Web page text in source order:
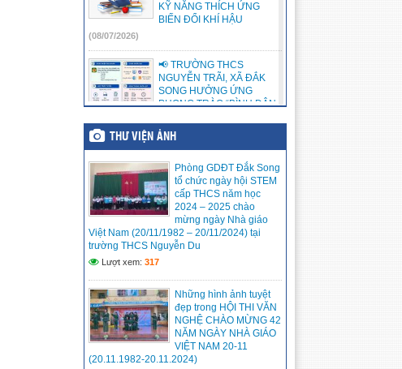
KỸ NĂNG THÍCH ỨNG
BIẾN ĐỔI KHÍ HẬU
(08/07/2026)
📢 TRƯỜNG THCS
NGUYỄN TRÃI, XÃ ĐẮK
SONG HƯỞNG ỨNG
PHONG TRÀO “BÌNH DÂN
(12/05/2026)
Trường THCS Nguyễn Trãi,
xã Đắk Song nhiệt liệt chào
mừng 72 năm Chiến thắng
lịch sử Điện Biên Phủ
(07/5/1954 – 07/5/2026)
(07/05/2026)
THÔNG TƯ 32/2026 Quy
đương chức danh nhà giáo
(06/05/2026)
Thư ngõ Chuyển đổi số
Trung tâm Đổi mới sáng tạo
và Chuyển đổi số tỉnh Lâm
THƯ VIỆN ẢNH
Phòng GDĐT Đắk Song
tổ chức ngày hội STEM
cấp THCS năm học
2024 – 2025 chào
mừng ngày Nhà giáo
Việt Nam (20/11/1982 – 20/11/2024) tại
trường THCS Nguyễn Du
Lượt xem: 317
Những hình ảnh tuyệt
đẹp trong HỘI THI VĂN
NGHỆ CHÀO MỪNG 42
NĂM NGÀY NHÀ GIÁO
VIỆT NAM 20-11
(20.11.1982-20.11.2024)